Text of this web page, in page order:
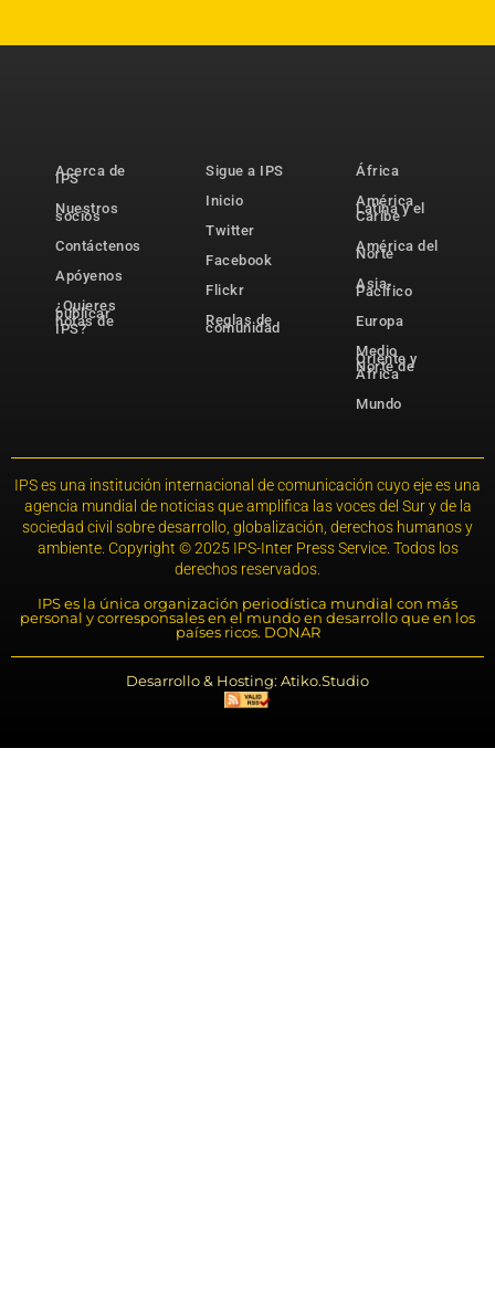
Acerca de
IPS
Nuestros
socios
Contáctenos
Apóyenos
¿Quieres
publicar
notas de
IPS?
Sigue a IPS
Inicio
Twitter
Facebook
Flickr
Reglas de
comunidad
África
América
Latina y el
Caribe
América del
Norte
Asia-
Pacífico
Europa
Medio
Oriente y
Norte de
África
Mundo
IPS es una institución internacional de comunicación cuyo eje es una
agencia mundial de noticias que amplifica las voces del Sur y de la
sociedad civil sobre desarrollo, globalización, derechos humanos y
ambiente. Copyright © 2025 IPS-Inter Press Service. Todos los
derechos reservados.
IPS es la única organización periodística mundial con más
personal y corresponsales en el mundo en desarrollo que en los
países ricos. DONAR
Desarrollo & Hosting: Atiko.Studio